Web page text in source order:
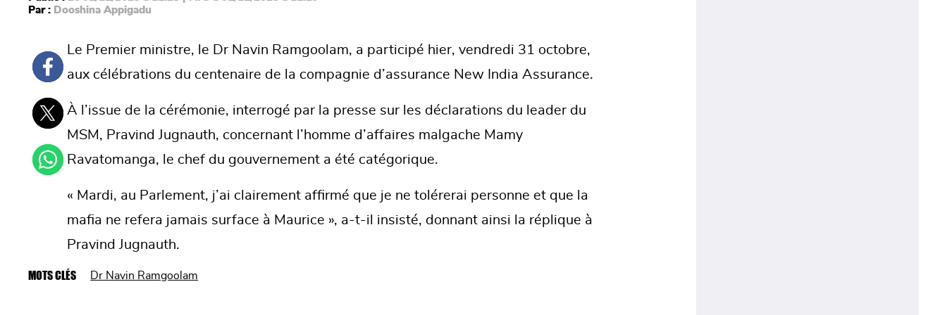
Par : Dooshina Appigadu
Le Premier ministre, le Dr Navin Ramgoolam, a participé hier, vendredi 31 octobre,
aux célébrations du centenaire de la compagnie d’assurance New India Assurance.
À l’issue de la cérémonie, interrogé par la presse sur les déclarations du leader du
MSM, Pravind Jugnauth, concernant l’homme d’affaires malgache Mamy
Ravatomanga, le chef du gouvernement a été catégorique.
« Mardi, au Parlement, j’ai clairement affirmé que je ne tolérerai personne et que la
mafia ne refera jamais surface à Maurice », a-t-il insisté, donnant ainsi la réplique à
Pravind Jugnauth.
MOTS CLÉS Dr Navin Ramgoolam